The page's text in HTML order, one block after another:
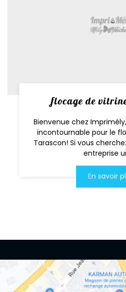
flocage de
Bienvenue chez
incontournable pour le
Tarascon! Si vous
entreprise
En savoir